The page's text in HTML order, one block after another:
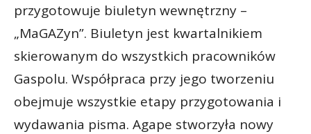
przygotowuje biuletyn wewnętrzny –
„MaGAZyn”. Biuletyn jest kwartalnikiem
skierowanym do wszystkich pracowników
Gaspolu. Współpraca przy jego tworzeniu
obejmuje wszystkie etapy przygotowania i
wydawania pisma. Agape stworzyła nowy